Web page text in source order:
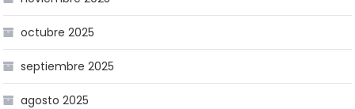
octubre 2025
septiembre 2025
agosto 2025